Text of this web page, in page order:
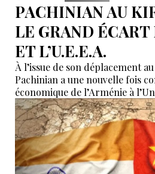
PACHINIAN AU
LE GRAND ÉCART
ET L’U.E.E.A.
À l’issue de son déplacement
Pachinian a une nouvelle fois
économique de l’Arménie à
eurasiatique, tout en
avec l’Union européenne.
économique à l’UEEA et
Erevan tente de maintenir un
contradictions deviennent de
masquer.